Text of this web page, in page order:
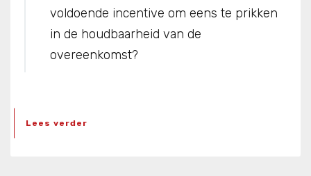
voldoende incentive om eens te prikken
in de houdbaarheid van de
overeenkomst?
Lees verder